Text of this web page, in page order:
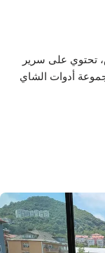
تحتوي على سرير
أدوات الشاي